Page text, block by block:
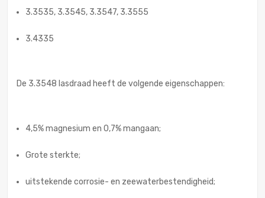
3.3535, 3.3545, 3.3547, 3.3555
3.4335
De 3.3548 lasdraad heeft de volgende eigenschappen:
4,5% magnesium en 0,7% mangaan;
Grote sterkte;
uitstekende corrosie- en zeewaterbestendigheid;